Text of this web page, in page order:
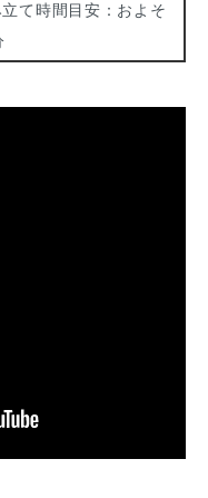
て時間目安：およそ